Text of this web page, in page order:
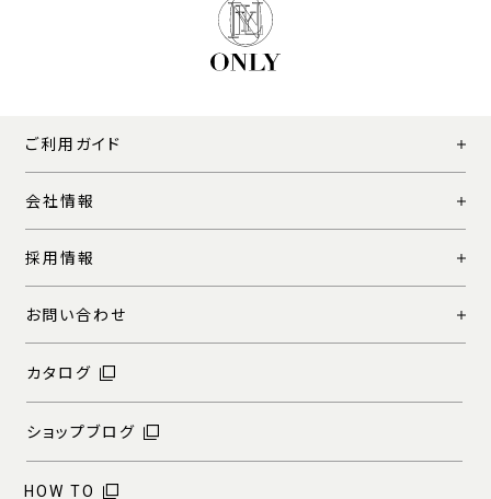
ご利用ガイド
会社情報
採用情報
お問い合わせ
カタログ
ショップブログ
HOW TO